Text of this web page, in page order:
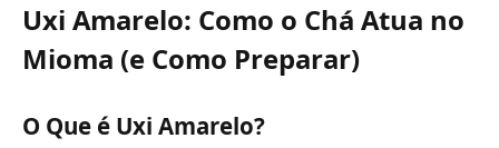
Uxi Amarelo: Como o Chá Atua no
Mioma (e Como Preparar)
O Que é Uxi Amarelo?